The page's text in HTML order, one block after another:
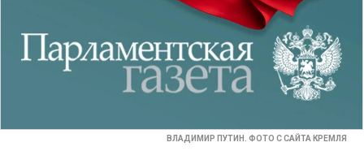
ВЛАДИМИР ПУТИН. ФОТО С САЙТА КРЕМЛЯ